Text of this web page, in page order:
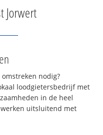
Jorwert
nodig?
loodgietersbedrijf met
in de heel
uitsluitend met